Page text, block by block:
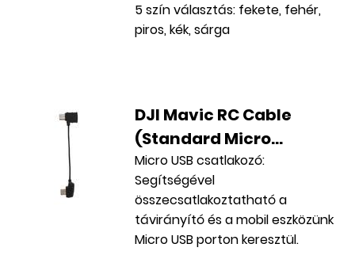
5 szín választás: fekete, fehér,
piros, kék, sárga
DJI Mavic RC Cable
(Standard Micro...
Micro USB csatlakozó:
Segítségével
összecsatlakoztatható a
távirányító és a mobil eszközünk
Micro USB porton keresztül.